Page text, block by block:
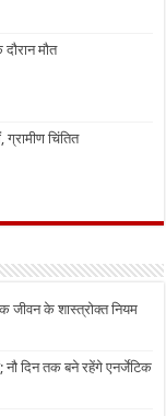
मौत
ग्रामीण चिंतित
जीवन के शास्त्रोक्त नियम
नौ दिन तक बने रहेंगे एनर्जेटिक